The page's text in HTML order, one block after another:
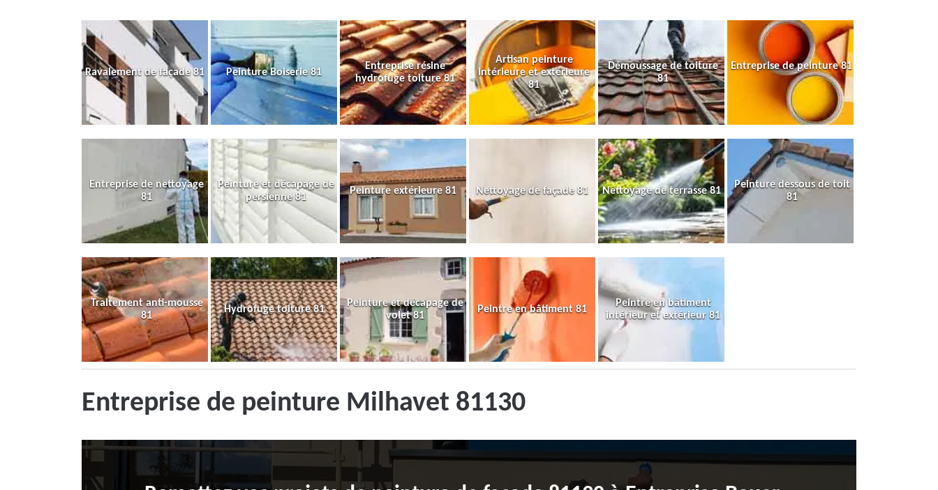
Ravalement de façade 81 Peinture Boiserie 81
Entreprise résine
hydrofuge toiture 81
Artisan peinture
intérieure et extérieure
81
Démoussage de toiture
81
Entreprise de peinture 81
Entreprise de nettoyage
81
Peinture et décapage de
persienne 81
Peinture extérieure 81 Nettoyage de façade 81 Nettoyage de terrasse 81
Peinture dessous de toit
81
Traitement anti-mousse
81
Hydrofuge toiture 81
Peinture et décapage de
volet 81
Peintre en bâtiment 81
Peintre en bâtiment
intérieur et extérieur 81
Entreprise de peinture Milhavet 81130